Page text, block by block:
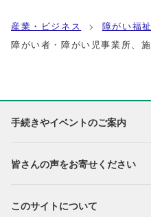
産業・ビジネス
障がい福
障がい者・障がい児事業所、
手続きやイベントのご案内
皆さんの声をお寄せください
このサイトについて